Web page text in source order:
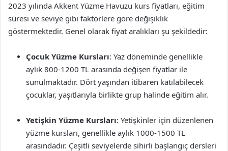
2023 yılında Akkent Yüzme Havuzu kurs fiyatları, eğitim
süresi ve seviye gibi faktörlere göre değişiklik
göstermektedir. Genel olarak fiyat aralıkları şu şekildedir:
Çocuk Yüzme Kursları: Yaz döneminde genellikle
aylık 800-1200 TL arasında değişen fiyatlar ile
sunulmaktadır. Dört yaşından itibaren katılabilecek
çocuklar, yaşıtlarıyla birlikte grup halinde eğitim alır.
Yetişkin Yüzme Kursları: Yetişkinler için düzenlenen
yüzme kursları, genellikle aylık 1000-1500 TL
arasındadır. Çeşitli seviyelerde sihirli başlangıç dersleri